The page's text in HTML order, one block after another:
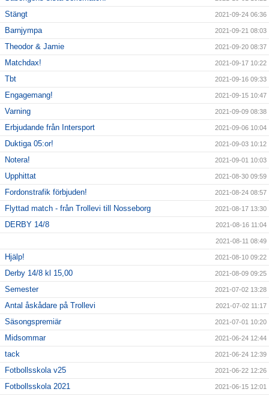
Stängt 2021-09-24 06:36
Barnjympa 2021-09-21 08:03
Theodor & Jamie 2021-09-20 08:37
Matchdax! 2021-09-17 10:22
Tbt 2021-09-16 09:33
Engagemang! 2021-09-15 10:47
Varning 2021-09-09 08:38
Erbjudande från Intersport 2021-09-06 10:04
Duktiga 05:or! 2021-09-03 10:12
Notera! 2021-09-01 10:03
Upphittat 2021-08-30 09:59
Fordonstrafik förbjuden! 2021-08-24 08:57
Flyttad match - från Trollevi till Nosseborg 2021-08-17 13:30
DERBY 14/8 2021-08-16 11:04
2021-08-11 08:49
Hjälp! 2021-08-10 09:22
Derby 14/8 kl 15,00 2021-08-09 09:25
Semester 2021-07-02 13:28
Antal åskådare på Trollevi 2021-07-02 11:17
Säsongspremiär 2021-07-01 10:20
Midsommar 2021-06-24 12:44
tack 2021-06-24 12:39
Fotbollsskola v25 2021-06-22 12:26
Fotbollsskola 2021 2021-06-15 12:01